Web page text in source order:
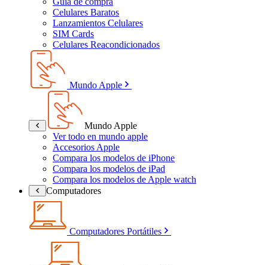
Celulares Baratos
Lanzamientos Celulares
SIM Cards
Celulares Reacondicionados
Mundo Apple
Mundo Apple
Ver todo en mundo apple
Accesorios Apple
Compara los modelos de iPhone
Compara los modelos de iPad
Compara los modelos de Apple watch
Computadores
Computadores Portátiles